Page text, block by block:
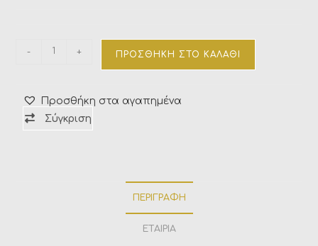
- + ΠΡΟΣΘΉΚΗ ΣΤΟ ΚΑΛΆΘΙ
Προσθήκη στα αγαπημένα
Σύγκριση
ΠΕΡΙΓΡΑΦΉ
ΕΤΑΙΡΊΑ